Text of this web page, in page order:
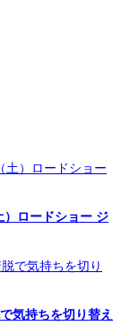
）ロードショー ジ
気持ちを切り替え